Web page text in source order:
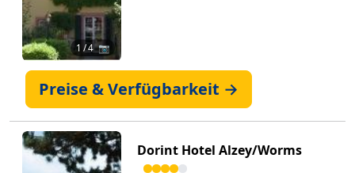
1 / 4 📷
Preise & Verfügbarkeit →
Dorint Hotel Alzey/Worms